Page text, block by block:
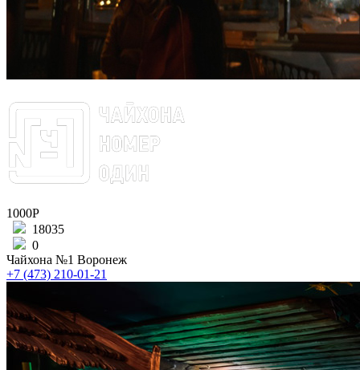
1000Р
18035
0
Чайхона №1 Воронеж
+7 (473) 210-01-21